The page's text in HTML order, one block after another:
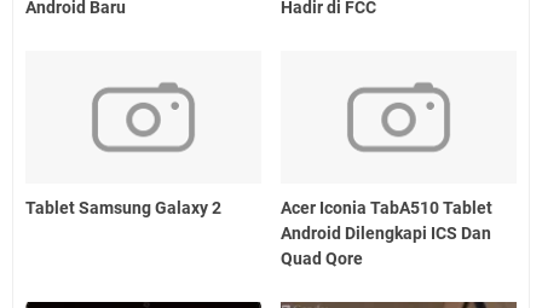
Android Baru Hadir di FCC
Tablet Samsung Galaxy 2
Acer Iconia TabA510 Tablet
Android Dilengkapi ICS Dan
Quad Qore